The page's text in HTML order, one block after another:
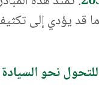
قد يؤدي إلى
نحو السيادة